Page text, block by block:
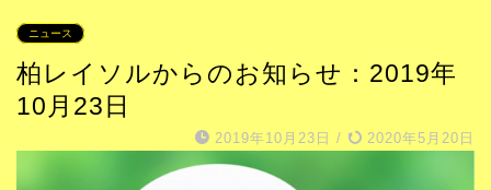
ニュース
柏レイソルからのお知らせ：2019年
10月23日
2019年10月23日 / 2020年5月20日